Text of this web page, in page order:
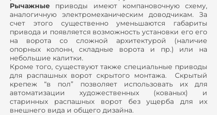
Рычажные приводы имеют компановочную схему,
аналогичную электромеханическим доводчикам. За
счет этого существенно уменьшаются габариты
привода и появляется возможность установки его его
на ворота со сложной архитектурой (наличие
опорных колонн, складные ворота и пр.) или на
небольшие калитки.
Кроме того, существуют также специальные приводы
для распашных ворот скрытого монтажа. Скрытый
крепеж “в пол” позволяет использовать их для
автоматизации художественных (кованых) и
старинных распашных ворот без ущерба для их
внешнего вида и общего дизайна.